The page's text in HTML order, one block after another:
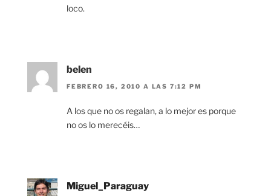
loco.
belen
FEBRERO 16, 2010 A LAS 7:12 PM
A los que no os regalan, a lo mejor es porque
no os lo merecéis…
Miguel_Paraguay